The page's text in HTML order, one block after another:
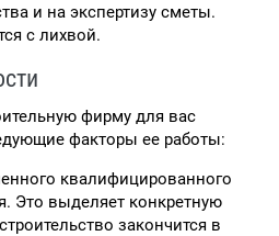
и на экспертизу сметы.
с лихвой.
фирму для вас
факторы ее работы:
квалифицированного
Это выделяет конкретную
закончится в